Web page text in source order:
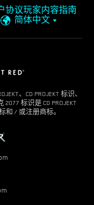
协议玩家内容指南
简体中文
、CD PROJEKT 标识、
标识是 CD PROJEKT
和 / 或注册商标。